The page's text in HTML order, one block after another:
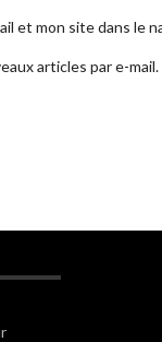
et mon site dans le
articles par e-mail.